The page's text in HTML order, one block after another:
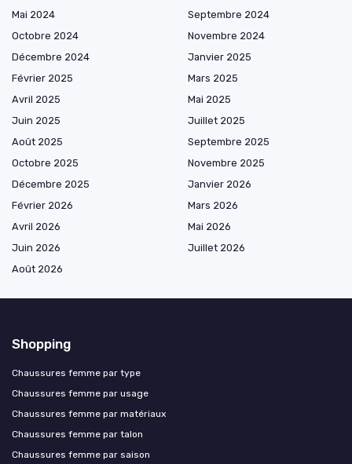
Mai 2024
Septembre 2024
Octobre 2024
Novembre 2024
Décembre 2024
Janvier 2025
Février 2025
Mars 2025
Avril 2025
Mai 2025
Juin 2025
Juillet 2025
Août 2025
Septembre 2025
Octobre 2025
Novembre 2025
Décembre 2025
Janvier 2026
Février 2026
Mars 2026
Avril 2026
Mai 2026
Juin 2026
Juillet 2026
Août 2026
Shopping
Chaussures femme par type
Chaussures femme par usage
Chaussures femme par matériaux
Chaussures femme par talon
Chaussures femme par saison